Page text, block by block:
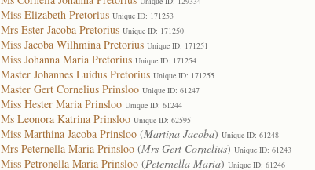
Miss Elizabeth Pretorius Unique ID: 171253
Mrs Ester Jacoba Pretorius Unique ID: 171250
Miss Jacoba Wilhmina Pretorius Unique ID: 171251
Miss Johanna Maria Pretorius Unique ID: 171254
Master Johannes Luidus Pretorius Unique ID: 171255
Master Gert Cornelius Prinsloo Unique ID: 61247
Miss Hester Maria Prinsloo Unique ID: 61244
Ms Leonora Katrina Prinsloo Unique ID: 62595
Miss Marthina Jacoba Prinsloo (Martina Jacoba) Unique ID: 61248
Mrs Peternella Maria Prinsloo (Mrs Gert Cornelius) Unique ID: 61243
Miss Petronella Maria Prinsloo (Peternella Maria) Unique ID: 61246